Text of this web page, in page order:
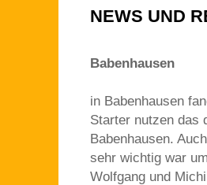
NEWS UND
Babenhausen
in Babenhausen
Starter nutzen das
Babenhausen.
sehr wichtig war
Wolfgang und